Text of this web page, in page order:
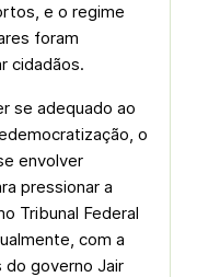
e o regime
foram
cidadãos.
se adequado ao
o
envolver
pressionar a
Tribunal Federal
com a
governo Jair